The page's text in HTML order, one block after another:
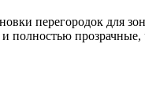
перегородок
полностью